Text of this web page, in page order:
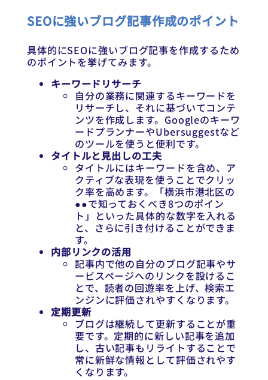
SEOに強いブログ記事作成のポイント
具体的にSEOに強いブログ記事を作成するため
のポイントを挙げてみます。
キーワードリサーチ
自分の業務に関連するキーワードを
リサーチし、それに基づいてコンテ
ンツを作成します。Googleのキーワ
ードプランナーやUbersuggestなど
のツールを使うと便利です。
タイトルと見出しの工夫
タイトルにはキーワードを含め、ア
クティブな表現を使うことでクリッ
ク率を高めます。「横浜市港北区の
●●で知っておくべき8つのポイン
ト」といった具体的な数字を入れる
と、さらに引き付けることができま
す。
内部リンクの活用
記事内で他の自分のブログ記事やサ
ービスページへのリンクを設けるこ
とで、読者の回遊率を上げ、検索エ
ンジンに評価されやすくなります。
定期更新
ブログは継続して更新することが重
要です。定期的に新しい記事を追加
し、古い記事もリライトすることで
常に新鮮な情報として評価されやす
くなります。